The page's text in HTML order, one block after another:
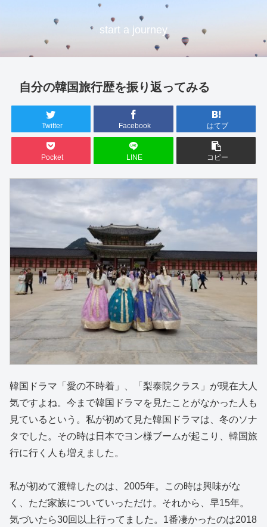
start a journey
自分の韓国旅行歴を振り返ってみる
Twitter Facebook はてブ
Pocket LINE コピー
韓国ドラマ「愛の不時着」、「梨泰院クラス」が現在大人
気ですよね。今まで韓国ドラマを見たことがなかった人も
見ているという。私が初めて見た韓国ドラマは、冬のソナ
タでした。その時は日本でヨン様ブームが起こり、韓国旅
行に行く人も増えました。
私が初めて渡韓したのは、2005年。この時は興味がな
く、ただ家族についていっただけ。それから、早15年。
気づいたら30回以上行ってました。1番凄かったのは2018